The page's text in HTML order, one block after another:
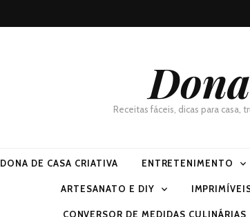
Receitas fáceis, dicas para casa,
DONA DE CASA CRIATIVA ENTRETENIMENTO
ARTESANATO E DIY
CONVERSOR DE MEDIDAS CULINÁRIAS